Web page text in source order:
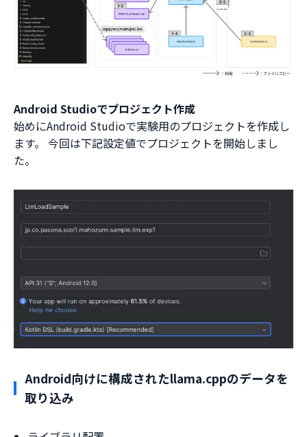
Android Studioでプロジェクト作成
始めにAndroid Studioで実験用のプロジェクトを作成し
ます。 今回は下記設定値でプロジェクトを開始しまし
た。
Android向けに構成されたllama.cppのデータを
取り込み